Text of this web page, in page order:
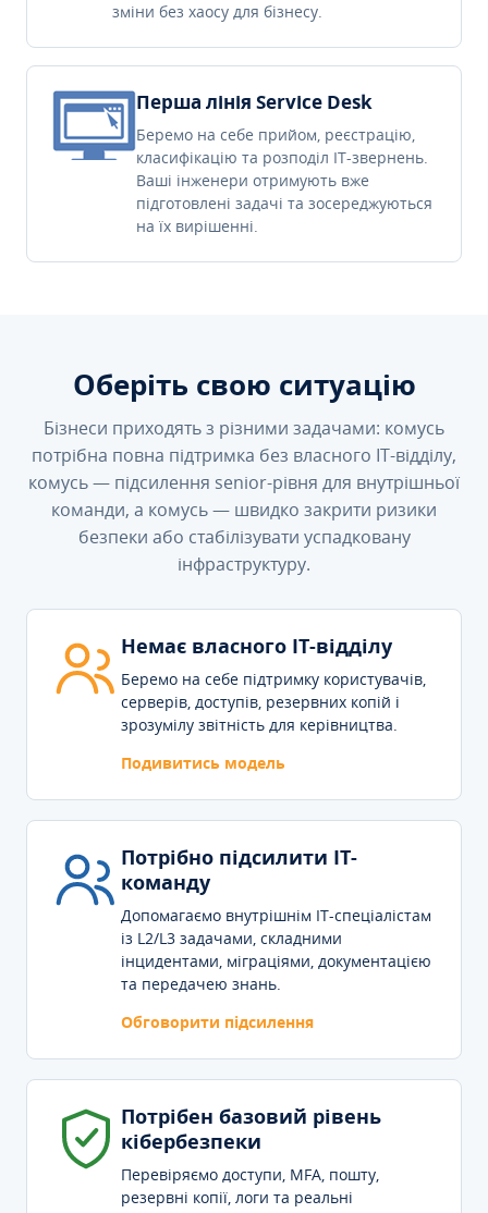
зміни без хаосу для бізнесу.
Перша лінія Service Desk
Беремо на себе прийом, реєстрацію,
класифікацію та розподіл IT-звернень.
Ваші інженери отримують вже
підготовлені задачі та зосереджуються
на їх вирішенні.
Оберіть свою ситуацію
Бізнеси приходять з різними задачами: комусь
потрібна повна підтримка без власного IT-відділу,
комусь — підсилення senior-рівня для внутрішньої
команди, а комусь — швидко закрити ризики
безпеки або стабілізувати успадковану
інфраструктуру.
Немає власного IT-відділу
Беремо на себе підтримку користувачів,
серверів, доступів, резервних копій і
зрозумілу звітність для керівництва.
Подивитись модель
Потрібно підсилити IT-
команду
Допомагаємо внутрішнім IT-спеціалістам
із L2/L3 задачами, складними
інцидентами, міграціями, документацією
та передачею знань.
Обговорити підсилення
Потрібен базовий рівень
кібербезпеки
Перевіряємо доступи, MFA, пошту,
резервні копії, логи та реальні